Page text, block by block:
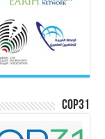
COP31